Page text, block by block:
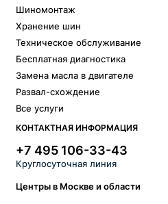
Шиномонтаж
Хранение шин
Техническое обслуживание
Бесплатная диагностика
Замена масла в двигателе
Развал-схождение
Все услуги
КОНТАКТНАЯ ИНФОРМАЦИЯ
+7 495 106-33-43
Круглосуточная линия
Центры в Москве и области